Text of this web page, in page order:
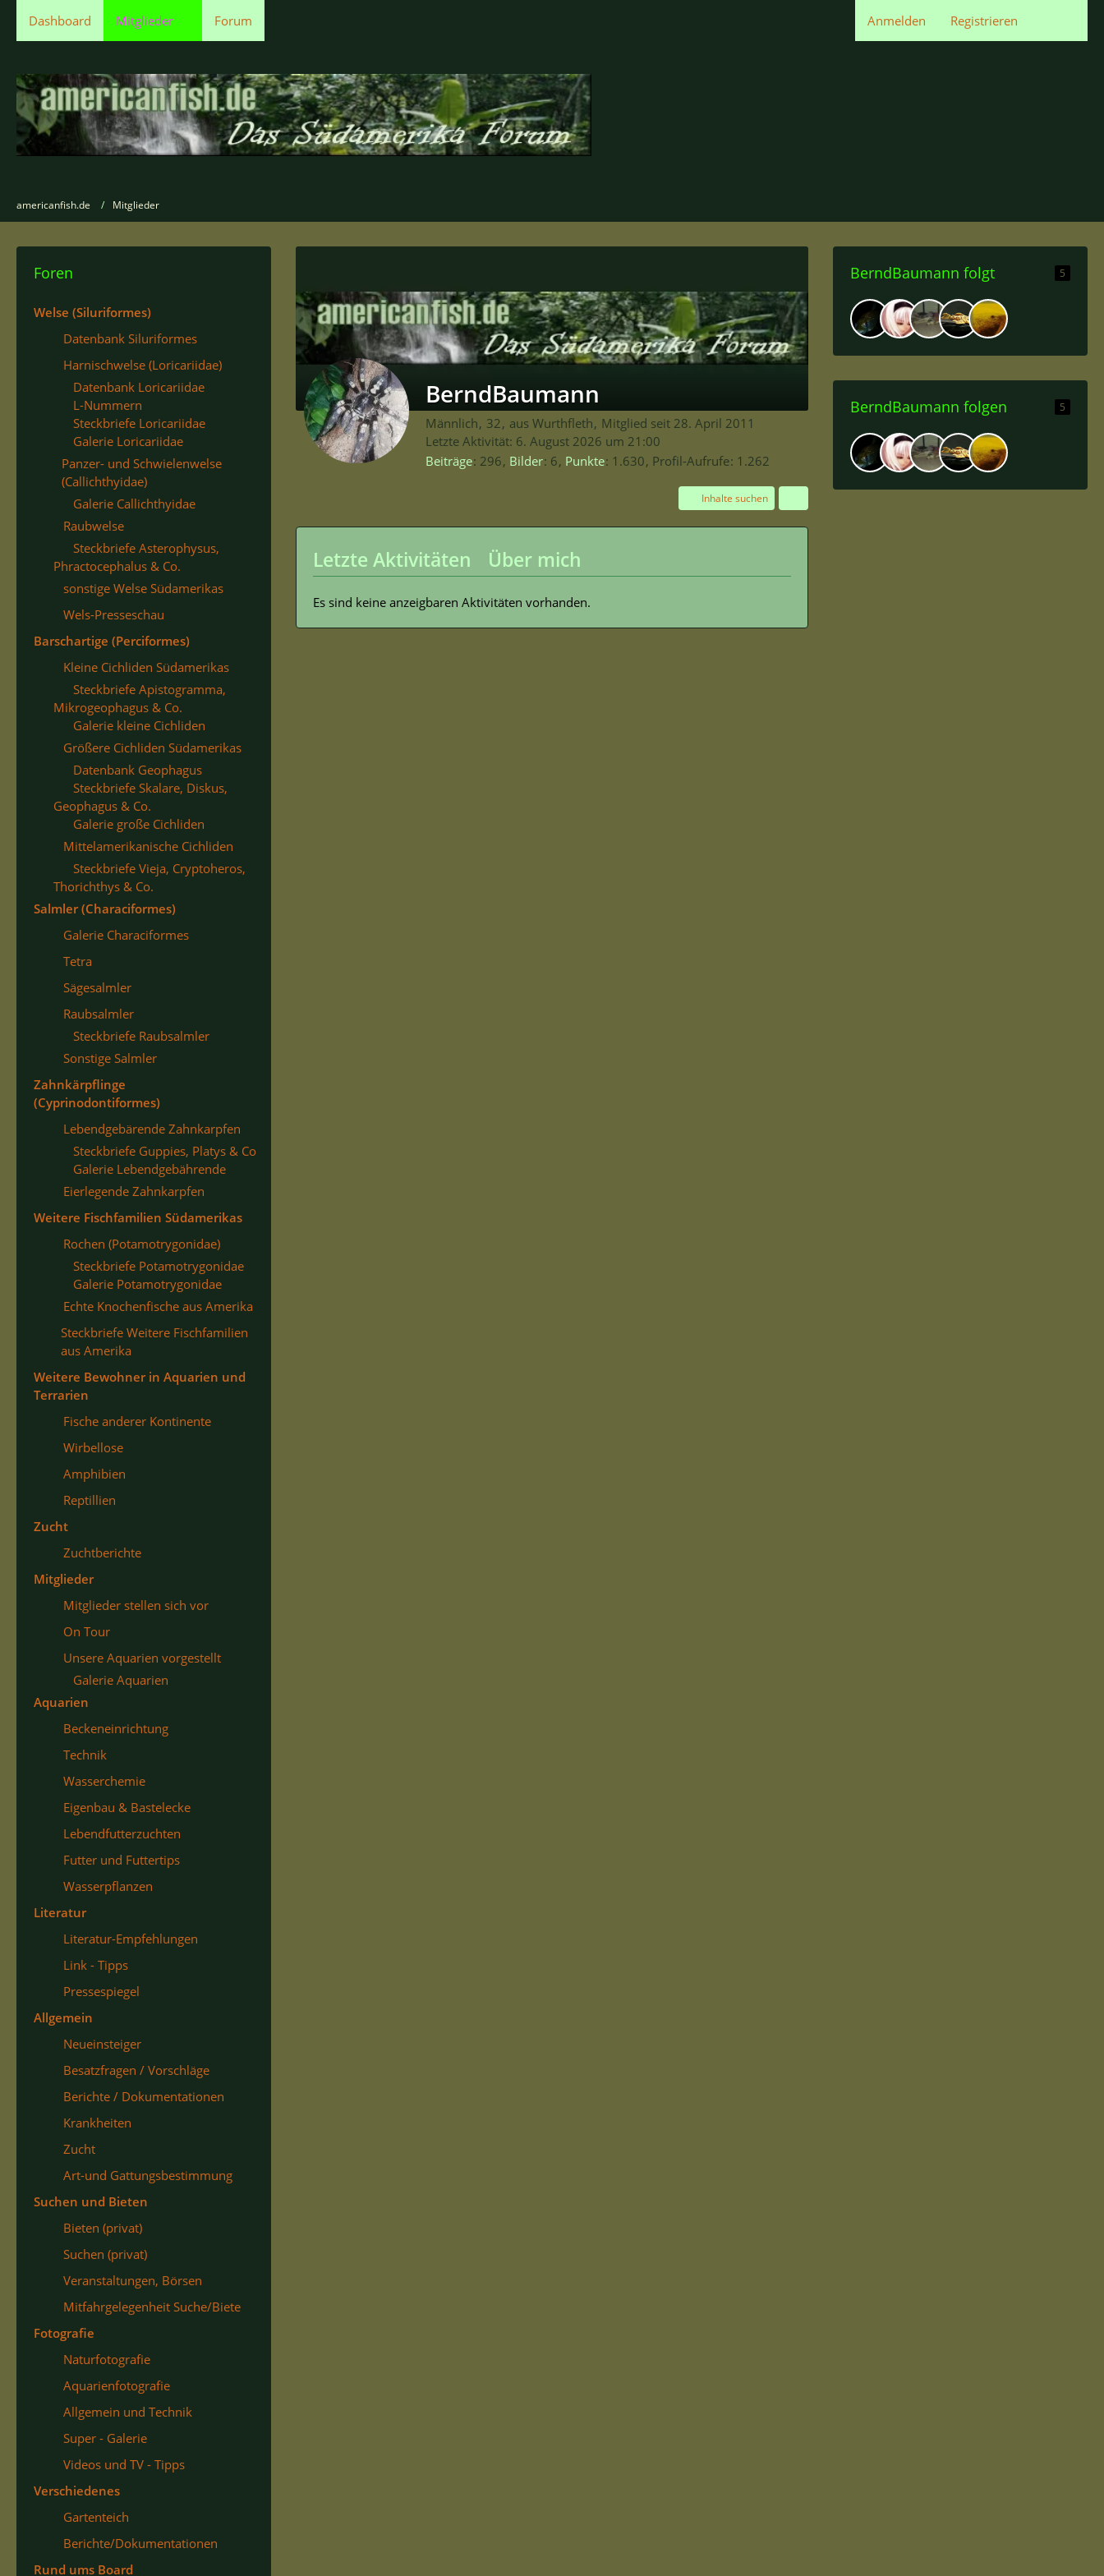
Dashboard Mitglieder Forum Anmelden Registrieren
americanfish.de Mitglieder
Foren
Welse (Siluriformes)
Datenbank Siluriformes
Harnischwelse (Loricariidae)
Datenbank Loricariidae
L-Nummern
Steckbriefe Loricariidae
Galerie Loricariidae
Panzer- und Schwielenwelse
(Callichthyidae)
Galerie Callichthyidae
Raubwelse
Steckbriefe Asterophysus,
Phractocephalus & Co.
sonstige Welse Südamerikas
Wels-Presseschau
Barschartige (Perciformes)
Kleine Cichliden Südamerikas
Steckbriefe Apistogramma,
Mikrogeophagus & Co.
Galerie kleine Cichliden
Größere Cichliden Südamerikas
Datenbank Geophagus
Steckbriefe Skalare, Diskus,
Geophagus & Co.
Galerie große Cichliden
Mittelamerikanische Cichliden
Steckbriefe Vieja, Cryptoheros,
Thorichthys & Co.
Salmler (Characiformes)
Galerie Characiformes
Tetra
Sägesalmler
Raubsalmler
Steckbriefe Raubsalmler
Sonstige Salmler
Zahnkärpflinge
(Cyprinodontiformes)
Lebendgebärende Zahnkarpfen
Steckbriefe Guppies, Platys & Co
Galerie Lebendgebährende
Eierlegende Zahnkarpfen
Weitere Fischfamilien Südamerikas
Rochen (Potamotrygonidae)
Steckbriefe Potamotrygonidae
Galerie Potamotrygonidae
Echte Knochenfische aus Amerika
Steckbriefe Weitere Fischfamilien
aus Amerika
Weitere Bewohner in Aquarien und
Terrarien
Fische anderer Kontinente
Wirbellose
Amphibien
Reptillien
Zucht
Zuchtberichte
Mitglieder
Mitglieder stellen sich vor
On Tour
Unsere Aquarien vorgestellt
Galerie Aquarien
Aquarien
Beckeneinrichtung
Technik
Wasserchemie
Eigenbau & Bastelecke
Lebendfutterzuchten
Futter und Futtertips
Wasserpflanzen
Literatur
Literatur-Empfehlungen
Link - Tipps
Pressespiegel
Allgemein
Neueinsteiger
Besatzfragen / Vorschläge
Berichte / Dokumentationen
Krankheiten
Zucht
Art-und Gattungsbestimmung
Suchen und Bieten
Bieten (privat)
Suchen (privat)
Veranstaltungen, Börsen
Mitfahrgelegenheit Suche/Biete
Fotografie
Naturfotografie
Aquarienfotografie
Allgemein und Technik
Super - Galerie
Videos und TV - Tipps
Verschiedenes
Gartenteich
Berichte/Dokumentationen
Rund ums Board
BerndBaumann
Männlich 32 aus Wurthfleth Mitglied seit 28. April 2011
Letzte Aktivität: 6. August 2026 um 21:00
Beiträge 296 Bilder 6 Punkte 1.630 Profil-Aufrufe 1.262
Inhalte suchen
Letzte Aktivitäten Über mich
Es sind keine anzeigbaren Aktivitäten vorhanden.
BerndBaumann folgt 5
BerndBaumann folgen 5